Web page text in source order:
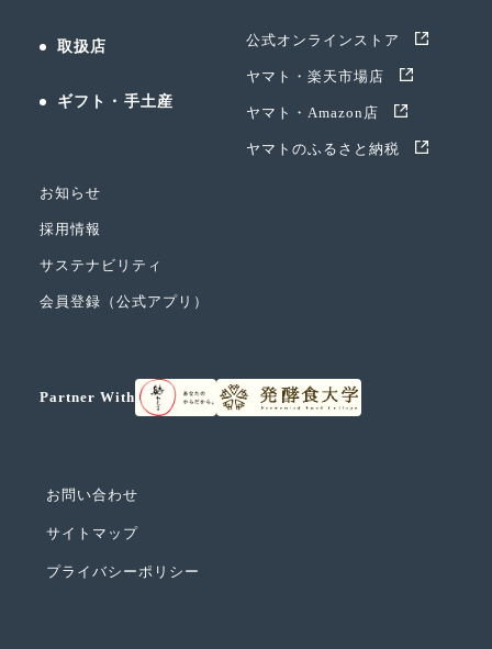
取扱店
ギフト・手土産
公式オンラインストア
ヤマト・楽天市場店
ヤマト・Amazon店
ヤマトのふるさと納税
お知らせ
採用情報
サステナビリティ
会員登録（公式アプリ）
Partner With
お問い合わせ
サイトマップ
プライバシーポリシー